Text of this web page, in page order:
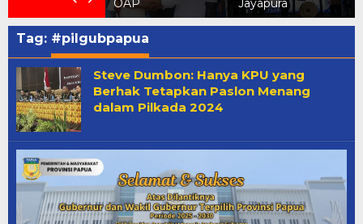
Tag: #pilgubpapua
Steve Dumbon: Hanya KPU yang
Berhak Tetapkan Paslon Menang
dalam Pilkada 2024